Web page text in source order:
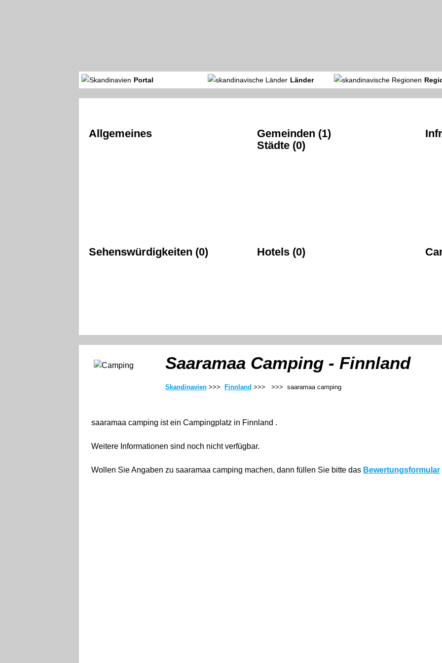
Portal Länder
Allgemeines
Gemeinden (1)
Städte (0)
Sehenswürdigkeiten (0) Hotels (0)
Saaramaa Camping - Finnland
Skandinavien >>> Finnland >>> >>> saaramaa camping
saaramaa camping ist ein Campingplatz in Finnland .
Weitere Informationen sind noch nicht verfügbar.
Wollen Sie Angaben zu saaramaa camping machen, dann füllen Sie bitte das Bewertungsformular